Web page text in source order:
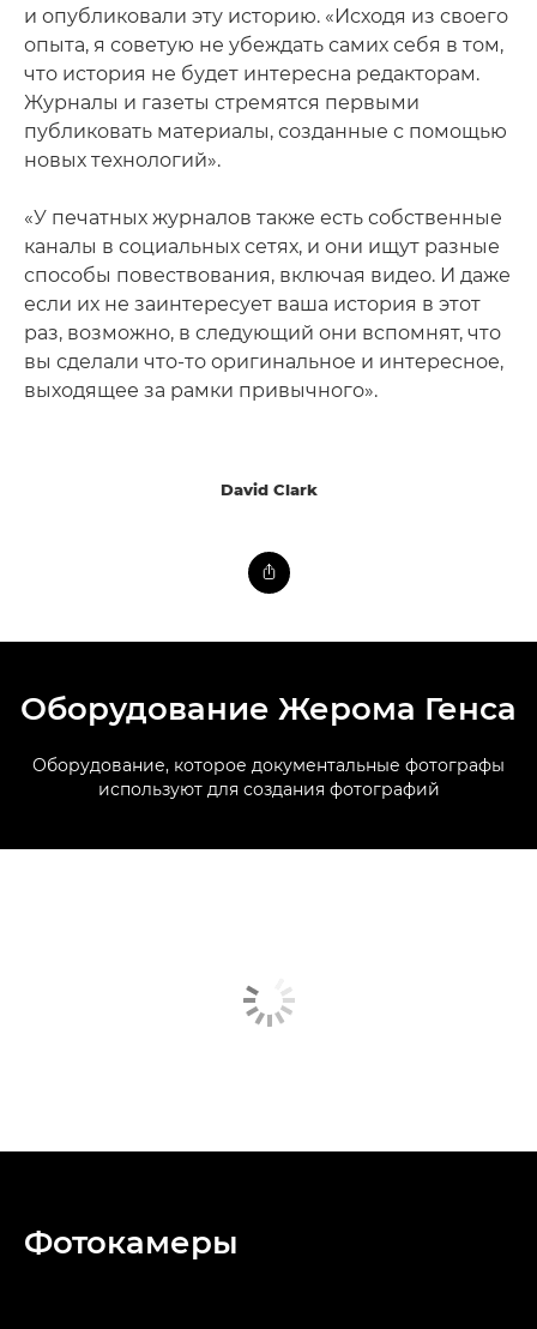
и опубликовали эту историю. «Исходя из своего
опыта, я советую не убеждать самих себя в том,
что история не будет интересна редакторам.
Журналы и газеты стремятся первыми
публиковать материалы, созданные с помощью
новых технологий».
«У печатных журналов также есть собственные
каналы в социальных сетях, и они ищут разные
способы повествования, включая видео. И даже
если их не заинтересует ваша история в этот
раз, возможно, в следующий они вспомнят, что
вы сделали что-то оригинальное и интересное,
выходящее за рамки привычного».
David Clark
Оборудование Жерома Генса
Оборудование, которое документальные фотографы
используют для создания фотографий
Фотокамеры